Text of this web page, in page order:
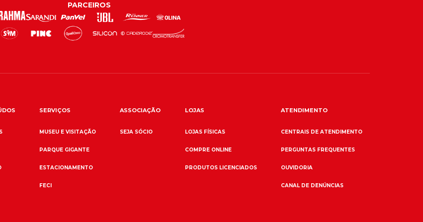
PARCEIROS
SERVIÇOS
MUSEU E VISITAÇÃO
PARQUE GIGANTE
ESTACIONAMENTO
FECI
ASSOCIAÇÃO
SEJA SÓCIO
LOJAS
LOJAS FÍSICAS
COMPRE ONLINE
PRODUTOS LICENCIADOS
ATENDIMENTO
CENTRAIS DE ATENDIMENTO
PERGUNTAS FREQUENTES
OUVIDORIA
CANAL DE DENÚNCIAS